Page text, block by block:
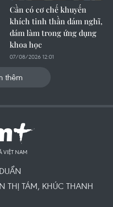
Cần có cơ chế khuyến
khích tinh thần dám nghĩ,
dám làm trong ứng dụng
khoa học
07/08/2026 12:01
thêm
VIỆT NAM
THỊ TÁM, KHÚC THANH